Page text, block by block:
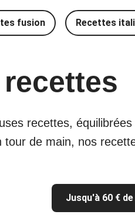
fusion Recettes
recettes,
de main, nos
Jusqu'à 60 €